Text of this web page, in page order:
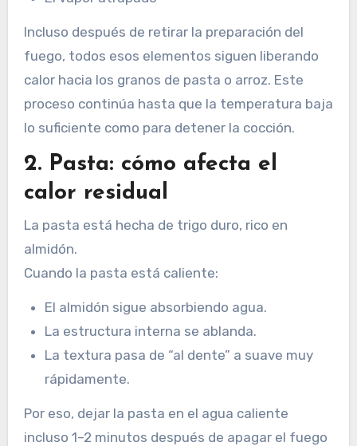
Incluso después de retirar la preparación del
fuego, todos esos elementos siguen liberando
calor hacia los granos de pasta o arroz. Este
proceso continúa hasta que la temperatura baja
lo suficiente como para detener la cocción.
2. Pasta: cómo afecta el
calor residual
La pasta está hecha de trigo duro, rico en
almidón.
Cuando la pasta está caliente:
El almidón sigue absorbiendo agua.
La estructura interna se ablanda.
La textura pasa de “al dente” a suave muy
rápidamente.
Por eso, dejar la pasta en el agua caliente
incluso 1–2 minutos después de apagar el fuego